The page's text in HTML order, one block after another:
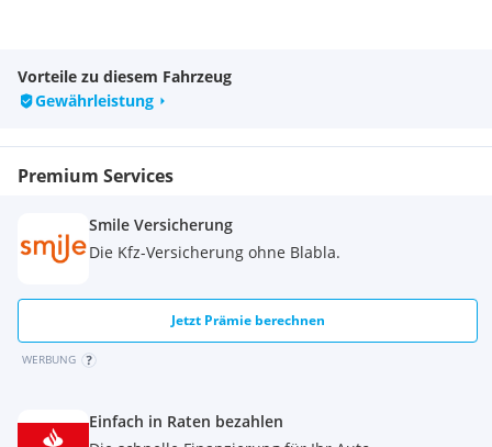
Gepflegtes Service Heft
Es wurde bei diesem Fahrzeug alle 10.000 km ein Ölservice
selbstverständlich
gerne für Sie zur Verfügung.
Vermittlungsverkauf.
Das Fahrzeug steht für Sie in Graz zur Besichtigung bereit.
- Vermittlugnsverkauf -
Vorteile zu diesem Fahrzeug
Gewährleistung
Premium Services
Smile Versicherung
Die Kfz-Versicherung ohne Blabla.
Jetzt Prämie berechnen
WERBUNG
Einfach in Raten bezahlen